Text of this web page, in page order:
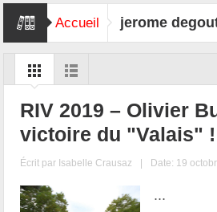
Accueil jerome
RIV 2019 – Olivier
victoire du "Valais" !
Écrit par Isabelle Crausaz | Date: 19
...